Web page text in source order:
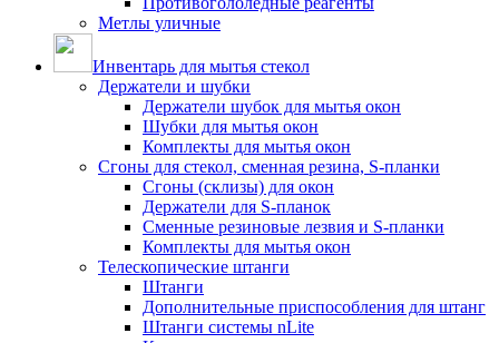
Метлы уличные
Инвентарь для мытья стекол
Держатели и шубки
Держатели шубок для мытья окон
Шубки для мытья окон
Комплекты для мытья окон
Сгоны для стекол, сменная резина, S-планки
Сгоны (склизы) для окон
Держатели для S-планок
Сменные резиновые лезвия и S-планки
Комплекты для мытья окон
Телескопические штанги
Штанги
Дополнительные приспособления для штанг
Штанги системы nLite